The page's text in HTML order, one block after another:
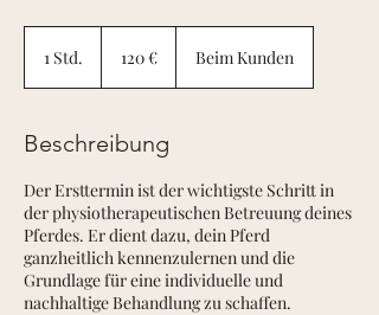
1 Std. 120 € Beim Kunden
Beschreibung
Der Ersttermin ist der wichtigste Schritt in
der physiotherapeutischen Betreuung deines
Pferdes. Er dient dazu, dein Pferd
ganzheitlich kennenzulernen und die
Grundlage für eine individuelle und
nachhaltige Behandlung zu schaffen.